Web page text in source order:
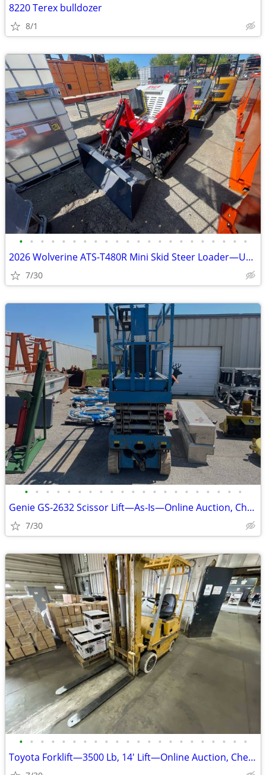
8220 Terex bulldozer
8/1
• • • • • • • • • • • • • • • • • • • • • •
2026 Wolverine ATS-T480R Mini Skid Steer Loader—Unused—Bid Online!
7/30
• • • • • • • • • • • • • • • • • • • • •
Genie GS-2632 Scissor Lift—As-Is—Online Auction, Check It Out!
7/30
• • • • • • • • • • • • • • • • • • • • • •
Toyota Forklift—3500 Lb, 14' Lift—Online Auction, Check It Out!